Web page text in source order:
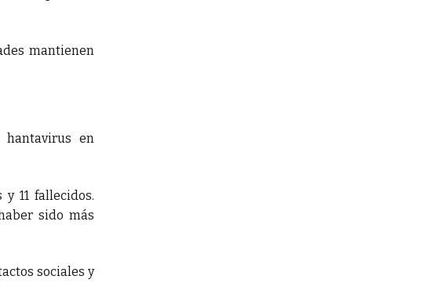
mantienen
en
11 fallecidos.
sido más
sociales y